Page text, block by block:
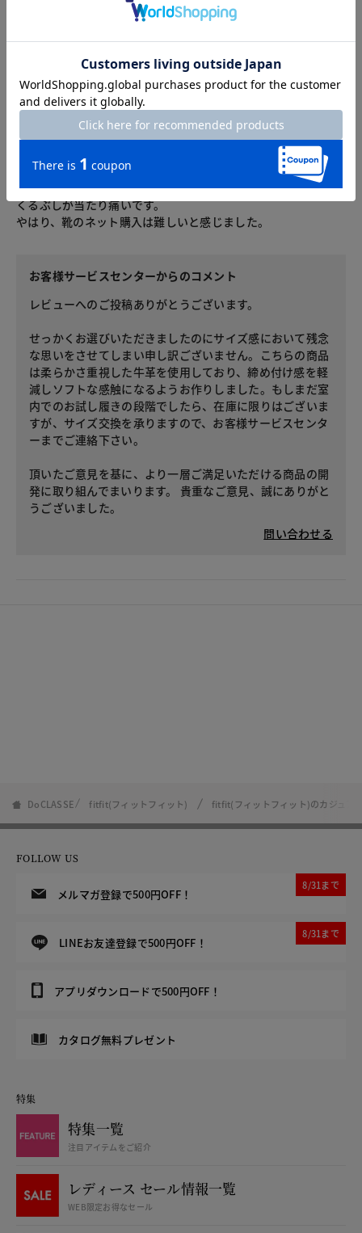
fufu
カラー：ブラック
サイズ：24cm
普段25．3〜24cmの靴を履いています。
付属の中敷きを使用しても少し大きく、もう一枚手持ちの中敷
きを入れて使用しています。
くるぶしが当たり痛いです。
やはり、靴のネット購入は難しいと感じました。
お客様サービスセンターからのコメント
レビューへのご投稿ありがとうございます。
せっかくお選びいただきましたのにサイズ感において残念
な思いをさせてしまい申し訳ございません。こちらの商品
は柔らかさ重視した牛革を使用しており、締め付け感を軽
減しソフトな感触になるようお作りしました。もしまだ室
内でのお試し履きの段階でしたら、在庫に限りはございま
すが、サイズ交換を承りますので、お客様サービスセンタ
ーまでご連絡下さい。
頂いたご意見を基に、より一層ご満足いただける商品の開
発に取り組んでまいります。 貴重なご意見、誠にありがと
うございました。
問い合わせる
DoCLASSE fitfit(フィットフィット) fitfit(フィットフィット)のカジュア
FOLLOW US
メルマガ登録で500円OFF！
8/31まで
LINEお友達登録で500円OFF！
8/31まで
アプリダウンロードで500円OFF！
カタログ無料プレゼント
特集
特集一覧
注目アイテムをご紹介
レディース セール情報一覧
WEB限定お得なセール